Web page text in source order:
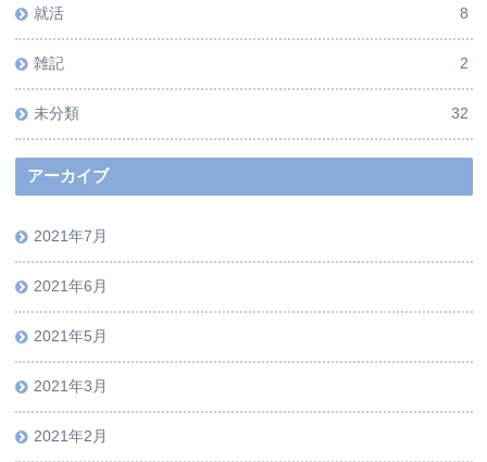
就活 8
雑記 2
未分類 32
アーカイブ
2021年7月
2021年6月
2021年5月
2021年3月
2021年2月